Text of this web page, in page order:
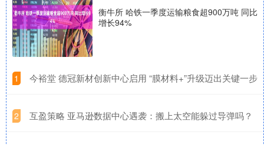
衡牛所 哈铁一季度运输粮食超900万吨 同比
增长94%
1 ​今裕堂 德冠新材创新中心启用 “膜材料+”升级迈出关键一步
2 ​互盈策略 亚马逊数据中心遇袭：搬上太空能躲过导弹吗？